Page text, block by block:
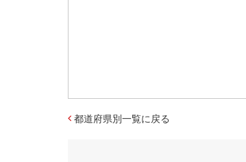
都道府県別一覧に戻る